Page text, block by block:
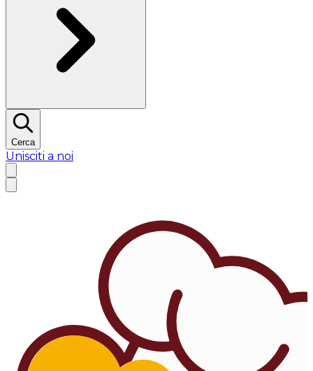
Cerca
Unisciti a noi